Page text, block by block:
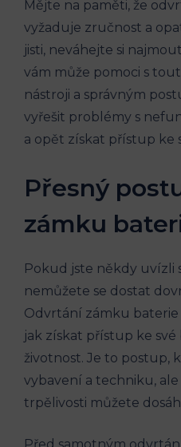
Mějte na paměti, že
vyžaduje zručnost a
jisti, neváhejte si
vám může pomoci s
nástroji a správným
vyřešit problémy s
a opět získat přístup ke
Přesný
zámku
Pokud jste někdy uvízli
nemůžete se dostat
Odvrtání zámku
jak získat přístup ke
životnost. Je to postup,
vybavení a techniku,
trpělivosti můžete